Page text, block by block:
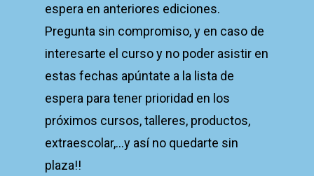
espera en anteriores ediciones.
Pregunta sin compromiso, y en caso de
interesarte el curso y no poder asistir en
estas fechas apúntate a la lista de
espera para tener prioridad en los
próximos cursos, talleres, productos,
extraescolar,…y así no quedarte sin
plaza!!